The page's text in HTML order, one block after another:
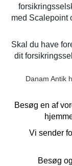
med Scalepoint
Skal du have
dit
Danam Antik
Besøg en af
Vi sender
Besøg